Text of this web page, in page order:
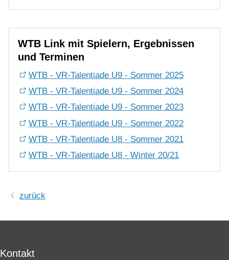
WTB Link mit Spielern, Ergebnissen
und Terminen
WTB - VR-Talentiade U9 - Sommer 2025
WTB - VR-Talentiade U9 - Sommer 2024
WTB - VR-Talentiade U9 - Sommer 2023
WTB - VR-Talentiade U9 - Sommer 2022
WTB - VR-Talentiade U8 - Sommer 2021
WTB - VR-Talentiade U8 - Winter 20/21
zurück
Kontakt